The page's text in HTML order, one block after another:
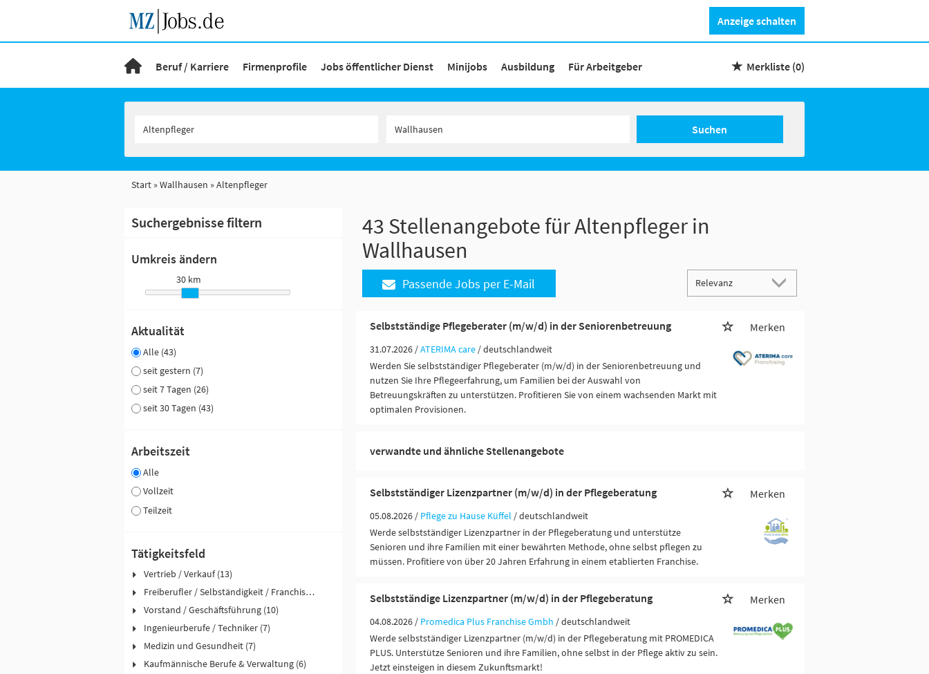
Anzeige schalten
Beruf / Karriere Firmenprofile Jobs öffentlicher Dienst Minijobs Ausbildung Für Arbeitgeber Merkliste (0)
Suchen
Start Wallhausen Altenpfleger
Suchergebnisse filtern
Umkreis ändern
30 km
Aktualität
Alle (43)
seit gestern (7)
seit 7 Tagen (26)
seit 30 Tagen (43)
Arbeitszeit
Alle
Vollzeit
Teilzeit
Tätigkeitsfeld
Vertrieb / Verkauf (13)
Freiberufler / Selbständigkeit / Franchise (11)
Vorstand / Geschäftsführung (10)
Ingenieurberufe / Techniker (7)
Medizin und Gesundheit (7)
Kaufmännische Berufe & Verwaltung (6)
43 Stellenangebote für Altenpfleger in
Wallhausen
Passende Jobs per E-Mail
Selbstständige Pflegeberater (m/w/d) in der Seniorenbetreuung Merken
31.07.2026 /ATERIMA care / deutschlandweit
Werden Sie selbstständiger Pflegeberater (m/w/d) in der Seniorenbetreuung und
nutzen Sie Ihre Pflegeerfahrung, um Familien bei der Auswahl von
Betreuungskräften zu unterstützen. Profitieren Sie von einem wachsenden Markt mit
optimalen Provisionen.
verwandte und ähnliche Stellenangebote
Selbstständiger Lizenzpartner (m/w/d) in der Pflegeberatung Merken
05.08.2026 / Pflege zu Hause Küffel / deutschlandweit
Werde selbstständiger Lizenzpartner in der Pflegeberatung und unterstütze
Senioren und ihre Familien mit einer bewährten Methode, ohne selbst pflegen zu
müssen. Profitiere von über 20 Jahren Erfahrung in einem etablierten Franchise.
Selbstständige Lizenzpartner (m/w/d) in der Pflegeberatung Merken
04.08.2026 / Promedica Plus Franchise Gmbh / deutschlandweit
Werde selbstständiger Lizenzpartner (m/w/d) in der Pflegeberatung mit PROMEDICA
PLUS. Unterstütze Senioren und ihre Familien, ohne selbst in der Pflege aktiv zu sein.
Jetzt einsteigen in diesem Zukunftsmarkt!